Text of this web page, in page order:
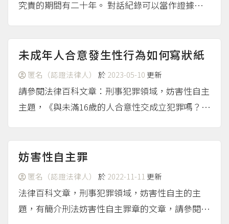
究責的期間有二十年。 對話紀錄可以當作證據，
註腳 二、犯最重本刑為三年以上十年未滿有期
徒刑之罪者，二十年。 刑法第二百二十一條...
（more...）
未成年人合意發生性行為如何寫狀紙
匿名（認證法律人） 於 2023-05-10 更新
請參閱法律百科文章：刑事犯罪領域，妨害性自主
主題，《與未滿16歲的人合意性交成立犯罪嗎？》
妨害性自主罪
匿名（認證法律人） 於 2022-11-11 更新
法律百科文章，刑事犯罪領域，妨害性自主的主
題，有簡介刑法妨害性自主罪章的文章，請參閱。